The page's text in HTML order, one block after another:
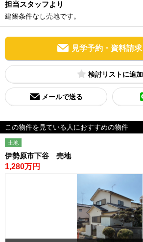
担当スタッフより
建築条件なし売地です。
見学予約・資料請求
検討リスト
メールで送る
この物件を見ている人におすすめの物件
土地
伊勢原市下谷 売地
1,280万円